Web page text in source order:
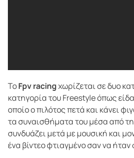
ΤοFpv racingχωρίζεται σε δυο
κατηγορία του Freestyle όπως
οποίο ο πιλότος πετά και κάνει
τα συναισθήματα του μέσα από
συνδυάζει μετά με μουσική και
ένα βίντεο φτιαγμένο σαν να ήταν